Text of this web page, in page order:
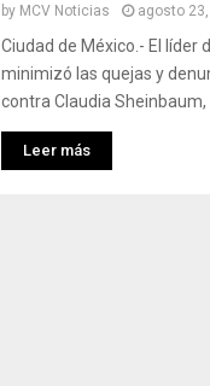
by MCV Noticias agosto
Ciudad de México.- El líder
minimizó las quejas y
contra Claudia
Leer más